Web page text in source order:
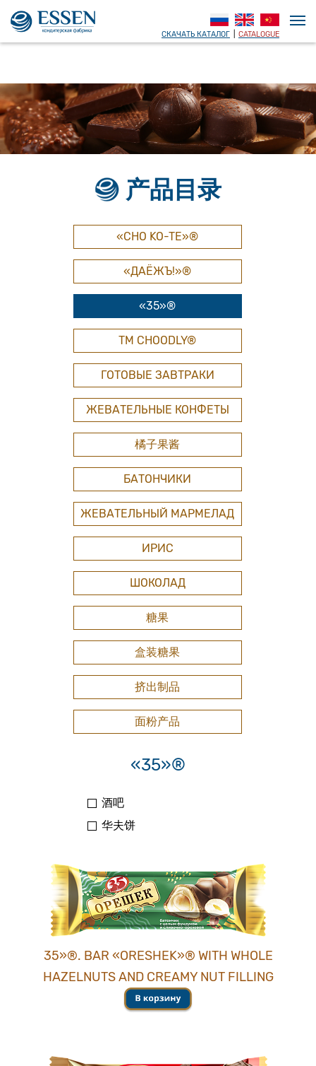
СКАЧАТЬ КАТАЛОГ CATALOGUE
产品目录
«CHO KO-TE»®
«ДАЁЖЪ!»®
«35»®
ТМ СHOODLY®
ГОТОВЫЕ ЗАВТРАКИ
ЖЕВАТЕЛЬНЫЕ КОНФЕТЫ
橘子果酱
БАТОНЧИКИ
ЖЕВАТЕЛЬНЫЙ МАРМЕЛАД
ИРИС
ШОКОЛАД
糖果
盒装糖果
挤出制品
面粉产品
«35»®
酒吧
华夫饼
35»®. BAR «ORESHEK»® WITH WHOLE
HAZELNUTS AND CREAMY NUT FILLING